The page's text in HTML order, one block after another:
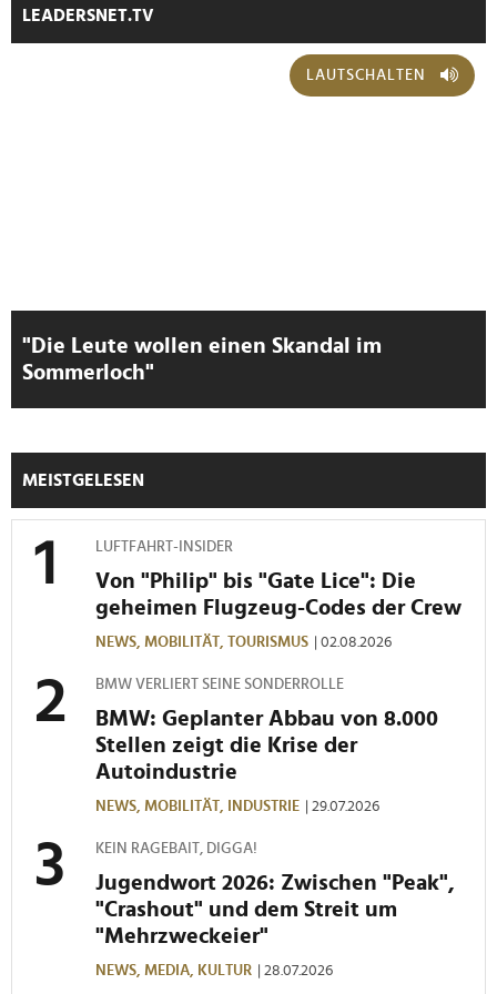
LEADERSNET.TV
LAUTSCHALTEN
"Die Leute wollen einen Skandal im
Sommerloch"
MEISTGELESEN
LUFTFAHRT-INSIDER
Von "Philip" bis "Gate Lice": Die
geheimen Flugzeug-Codes der Crew
NEWS, MOBILITÄT, TOURISMUS | 02.08.2026
BMW VERLIERT SEINE SONDERROLLE
BMW: Geplanter Abbau von 8.000
Stellen zeigt die Krise der
Autoindustrie
NEWS, MOBILITÄT, INDUSTRIE | 29.07.2026
KEIN RAGEBAIT, DIGGA!
Jugendwort 2026: Zwischen "Peak",
"Crashout" und dem Streit um
"Mehrzweckeier"
NEWS, MEDIA, KULTUR | 28.07.2026